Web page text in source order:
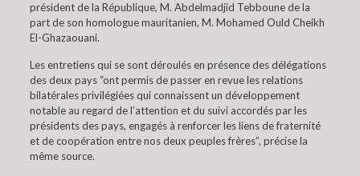
président de la République, M. Abdelmadjid Tebboune de la
part de son homologue mauritanien, M. Mohamed Ould Cheikh
El-Ghazaouani.
Les entretiens qui se sont déroulés en présence des délégations
des deux pays “ont permis de passer en revue les relations
bilatérales privilégiées qui connaissent un développement
notable au regard de l’attention et du suivi accordés par les
présidents des pays, engagés à renforcer les liens de fraternité
et de coopération entre nos deux peuples frères”, précise la
même source.